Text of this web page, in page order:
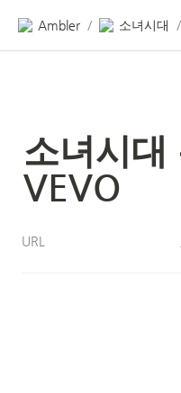
Ambler / 소녀시대 /
소녀시대
VEVO
URL